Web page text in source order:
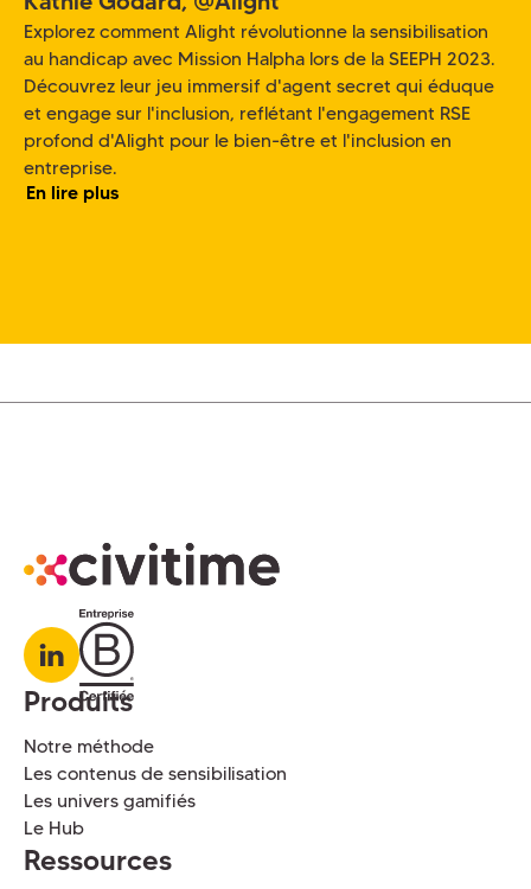
Explorez comment Alight révolutionne la sensibilisation
au handicap avec Mission Halpha lors de la SEEPH 2023.
Découvrez leur jeu immersif d'agent secret qui éduque
et engage sur l'inclusion, reflétant l'engagement RSE
profond d'Alight pour le bien-être et l'inclusion en
entreprise.
En lire plus
Produits
Notre méthode
Les contenus de sensibilisation
Les univers gamifiés
Le Hub
Ressources